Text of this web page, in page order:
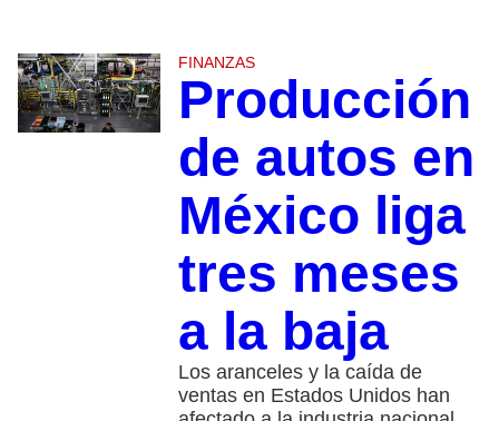
FINANZAS
Producción
de autos en
México liga
tres meses
a la baja
Los aranceles y la caída de
ventas en Estados Unidos han